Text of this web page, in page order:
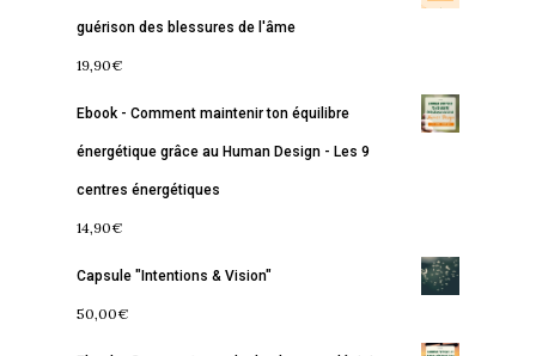
guérison des blessures de l'âme
19,90€
Ebook - Comment maintenir ton équilibre
énergétique grâce au Human Design - Les 9
centres énergétiques
14,90€
Capsule "Intentions & Vision"
50,00€